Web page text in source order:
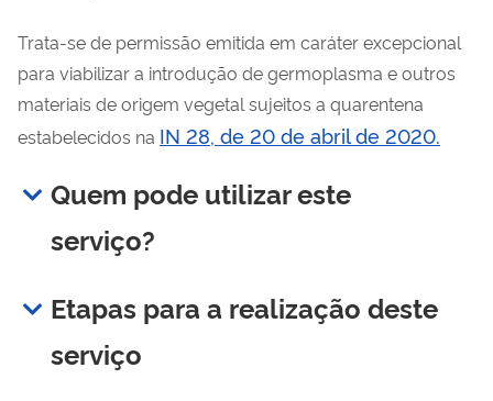
Trata-se de permissão emitida em caráter excepcional
para viabilizar a introdução de germoplasma e outros
materiais de origem vegetal sujeitos a quarentena
estabelecidos na IN 28, de 20 de abril de 2020.
Quem pode utilizar este
serviço?
Etapas para a realização deste
serviço